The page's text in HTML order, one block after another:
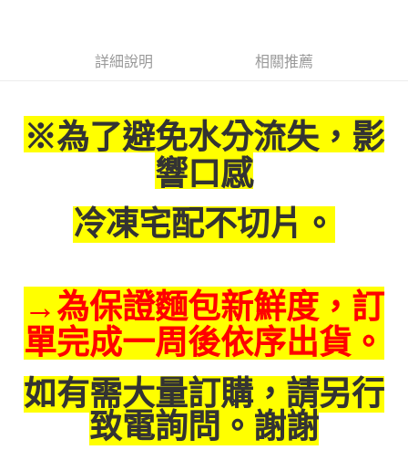
詳細說明 相關推薦
※為了避免水分流失，影
響口感
冷凍宅配不切片。
→為保證麵包新鮮度，訂
單完成一周後依序出貨。
如有需大量訂購，請另行
致電詢問。謝謝